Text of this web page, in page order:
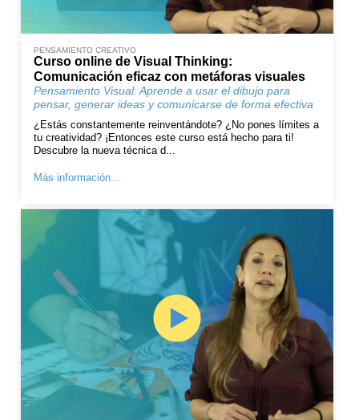
PENSAMIENTO CREATIVO
Curso online de Visual Thinking:
Comunicación eficaz con metáforas visuales
Pensamiento Visual: Aprende a usar el dibujo para
pensar, generar ideas y comunicarse de forma efectiva
¿Estás constantemente reinventándote? ¿No pones límites a
tu creatividad? ¡Entonces este curso está hecho para ti!
Descubre la nueva técnica d...
Más información...